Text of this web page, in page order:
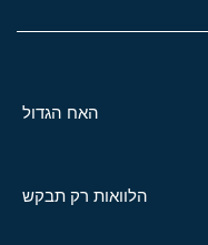
האח הגדול
הלוואות רק תבקש